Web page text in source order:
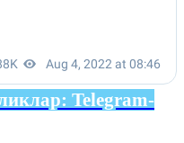
Telegram-